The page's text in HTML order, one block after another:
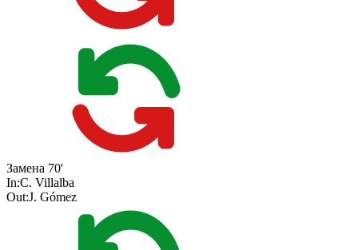
Замена 70'
In:C. Villalba
Out:J. Gómez